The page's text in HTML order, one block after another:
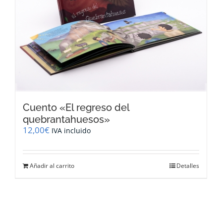
Cuento «El regreso del
quebrantahuesos»
12,00€ IVA incluido
Añadir al carrito Detalles